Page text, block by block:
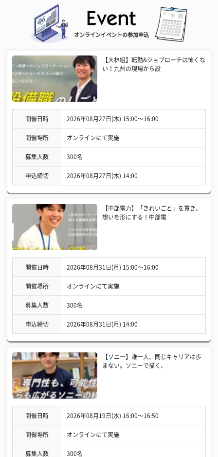
オンラインイベントの参加申込
【大林組】転勤&ジョブローテは怖くな
い！九州の現場から設
開催日時 2026年08月27日(木) 15:00〜16:00
開催場所 オンラインにて実施
募集人数 300名
申込締切 2026年08月27日(木) 14:00
【中部電力】「きれいごと」を貫き、
想いを形にする！中部電
開催日時 2026年08月31日(月) 15:00〜16:00
開催場所 オンラインにて実施
募集人数 300名
申込締切 2026年08月31日(月) 14:00
【ソニー】誰一人、同じキャリアは歩
まない。ソニーで描く、
開催日時 2026年08月19日(水) 16:00〜16:50
開催場所 オンラインにて実施
募集人数 300名